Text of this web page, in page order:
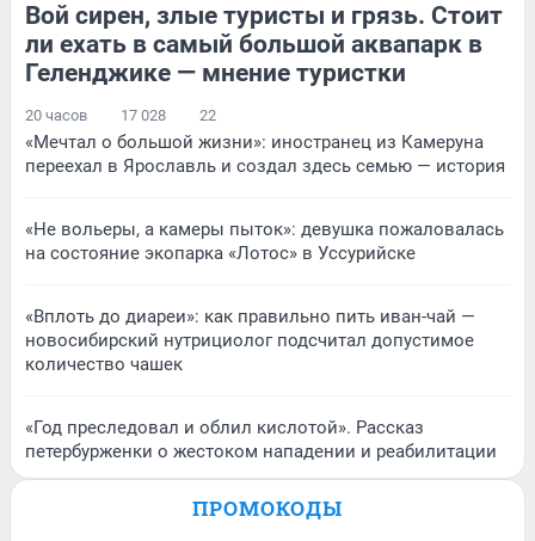
Вой сирен, злые туристы и грязь. Стоит
ли ехать в самый большой аквапарк в
Геленджике — мнение туристки
20 часов 17 028 22
«Мечтал о большой жизни»: иностранец из Камеруна
переехал в Ярославль и создал здесь семью — история
«Не вольеры, а камеры пыток»: девушка пожаловалась
на состояние экопарка «Лотос» в Уссурийске
«Вплоть до диареи»: как правильно пить иван-чай —
новосибирский нутрициолог подсчитал допустимое
количество чашек
«Год преследовал и облил кислотой». Рассказ
петербурженки о жестоком нападении и реабилитации
ПРОМОКОДЫ